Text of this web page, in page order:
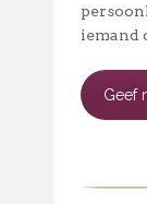
iemand
Geef